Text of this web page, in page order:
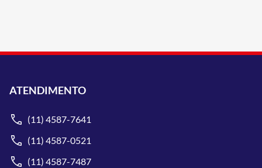
ATENDIMENTO
(11) 4587-7641
(11) 4587-0521
(11) 4587-7487